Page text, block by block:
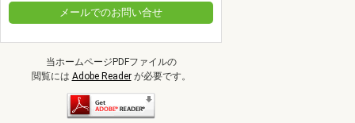
メールでのお問い合せ
当ホームページPDFファイルの
閲覧には Adobe Readerが必要です。